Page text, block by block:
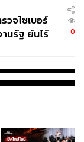
วจไซเบอร์
นรัฐ ยันไร้
0